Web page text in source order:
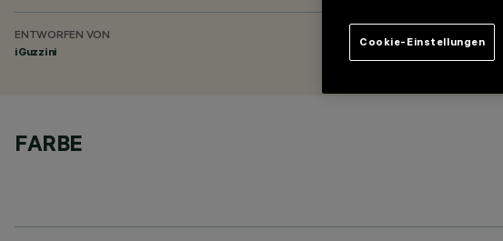
ENTWORFEN VON
iGuzzini
FARBE
Cookie-Einstellungen